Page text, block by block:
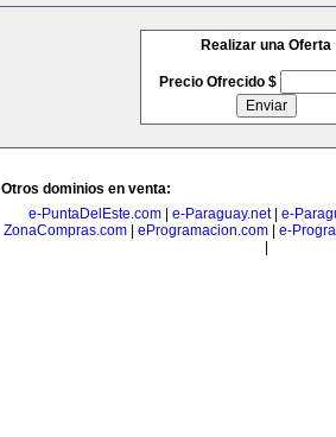
Realizar una Oferta
Precio Ofrecido $
Otros dominios en venta:
e-PuntaDelEste.com
e-Paraguay.net| e-
ZonaCompras.com
eProgramacion.com
e-